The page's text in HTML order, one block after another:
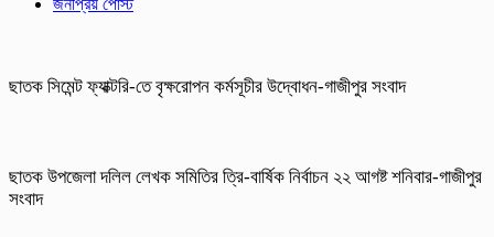
ছাতক সিমেন্ট ফ্যাক্টরি-তে বৃক্ষরোপন কর্মসূচীর উদ্বোধন-গাজীপুর সংবাদ
ছাতক উপজেলা দলিল লেখক সমিতির ত্রি-বার্ষিক নির্বাচন ২২ আগষ্ট শনিবার-গাজীপুর
সংবাদ